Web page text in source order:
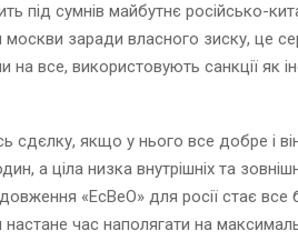
під сумнів майбутнє російсько-
заради власного зиску, це
все, використовують санкції як
сдєлку, якщо у нього все добре і
а ціла низка внутрішніх та
«ЕсВеО» для росії стає все
час наполягати на